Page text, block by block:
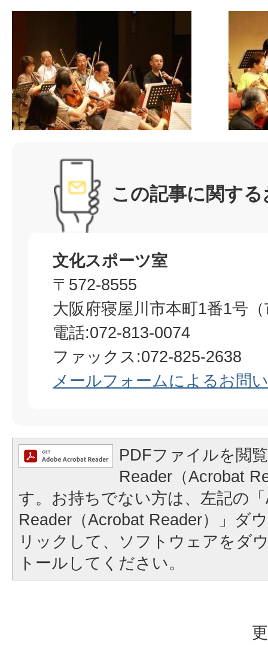
この記事に関す
文化スポーツ室
〒572-8555
大阪府寝屋川市本町1番1号
電話:072-813-0074
ファックス:072-825-2638
メールフォームによるお問
PDFファイルを閲
Reader（Acrobat
す。お持ちでない方は、左記の
Reader（Acrobat Reader）」ダ
リックして、ソフトウェアをダ
トールしてください。